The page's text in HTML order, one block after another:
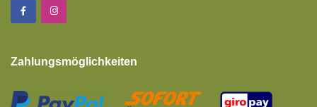
Zahlungsmöglichkeiten